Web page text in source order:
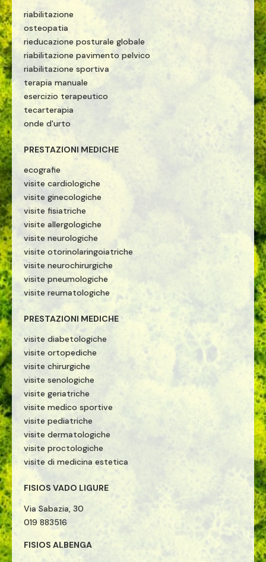
riabilitazione
osteopatia
rieducazione posturale globale
riabilitazione pavimento pelvico
riabilitazione sportiva
terapia manuale
esercizio terapeutico
tecarterapia
onde d'urto
PRESTAZIONI MEDICHE
ecografie
visite cardiologiche
visite ginecologiche
visite fisiatriche
visite allergologiche
visite neurologiche
visite otorinolaringoiatriche
visite neurochirurgiche
visite pneumologiche
visite reumatologiche
PRESTAZIONI MEDICHE
visite diabetologiche
visite ortopediche
visite chirurgiche
visite senologiche
visite geriatriche
visite medico sportive
visite pediatriche
visite dermatologiche
visite proctologiche
visite di medicina estetica
FISIOS VADO LIGURE
Via Sabazia, 30
019 883516
FISIOS ALBENGA